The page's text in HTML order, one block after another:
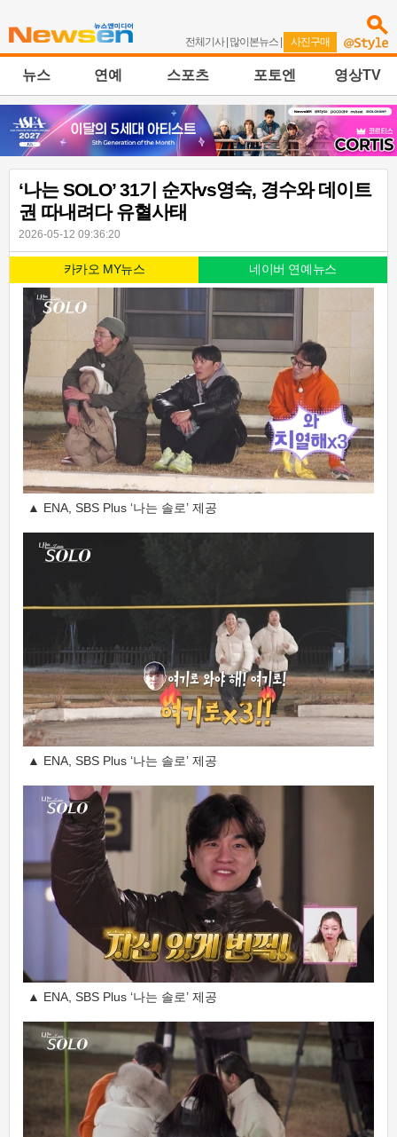
전체기사| 많이본뉴스 | 사진구매
뉴스 연예 스포츠 포토엔 영상TV
‘나는 SOLO’ 31기 순자vs영숙, 경수와 데이트
권 따내려다 유혈사태
2026-05-12 09:36:20
카카오 MY뉴스 네이버 연예뉴스
▲ ENA, SBS Plus ‘나는 솔로’ 제공
▲ ENA, SBS Plus ‘나는 솔로’ 제공
▲ ENA, SBS Plus ‘나는 솔로’ 제공